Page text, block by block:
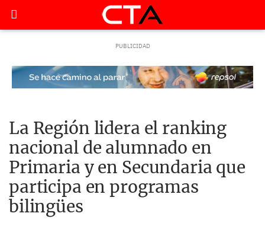
La Región lidera el ranking
nacional de alumnado en
Primaria y en Secundaria que
participa en programas
bilingües